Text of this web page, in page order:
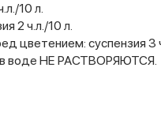
10 л.
2 ч.л./10 л.
цветением: суспензия 3
в воде НЕ РАСТВОРЯЮТСЯ.